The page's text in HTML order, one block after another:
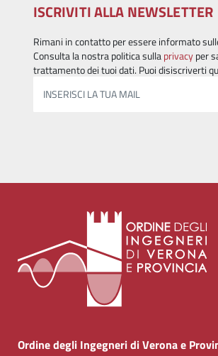
ISCRIVITI ALLA NEWSLETTER
Rimani in contatto per essere informato
Consulta la nostra politica sullaprivacyper
trattamento dei tuoi dati. Puoi disiscriverti
INSERISCI LA TUA MAIL
Ordine degli Ingegneri di Verona e